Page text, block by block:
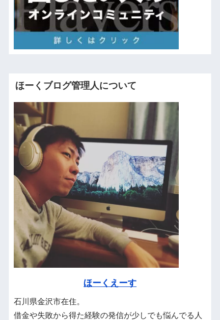
ほーくブログ管理人について
ほーくえーす
石川県金沢市在住。
借金や失敗から得た経験の発信が少しでも悩んでる人